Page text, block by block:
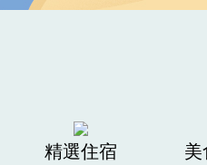
精選住宿 美